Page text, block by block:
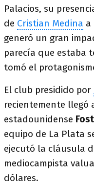
Palacios, su
de Cristian Medina a
generó un gran
parecía que estaba
tomó el
El club presidido por
recientemente llegó
estadounidense
equipo de La Plata
ejecutó la cláusula
mediocampista
dólares.